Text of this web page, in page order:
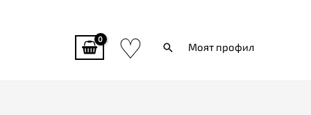
♡ ТърсиМоят профил